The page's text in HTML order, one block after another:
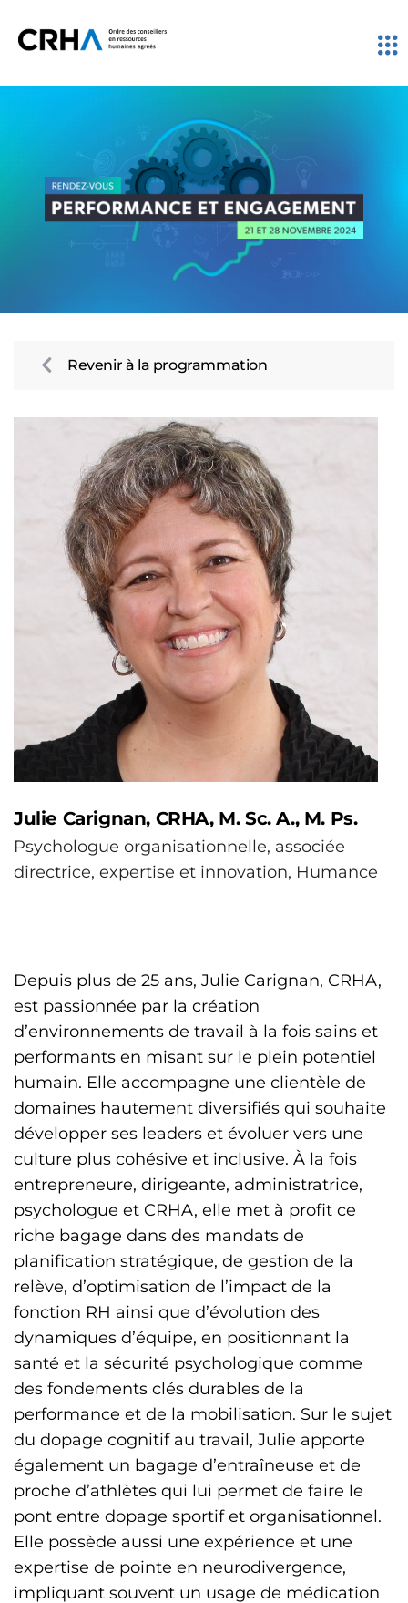
Revenir à la programmation
Julie Carignan, CRHA, M. Sc. A., M. Ps.
Psychologue organisationnelle, associée
directrice, expertise et innovation, Humance
Depuis plus de 25 ans, Julie Carignan, CRHA,
est passionnée par la création
d’environnements de travail à la fois sains et
performants en misant sur le plein potentiel
humain. Elle accompagne une clientèle de
domaines hautement diversifiés qui souhaite
développer ses leaders et évoluer vers une
culture plus cohésive et inclusive. À la fois
entrepreneure, dirigeante, administratrice,
psychologue et CRHA, elle met à profit ce
riche bagage dans des mandats de
planification stratégique, de gestion de la
relève, d’optimisation de l’impact de la
fonction RH ainsi que d’évolution des
dynamiques d’équipe, en positionnant la
santé et la sécurité psychologique comme
des fondements clés durables de la
performance et de la mobilisation. Sur le sujet
du dopage cognitif au travail, Julie apporte
également un bagage d’entraîneuse et de
proche d’athlètes qui lui permet de faire le
pont entre dopage sportif et organisationnel.
Elle possède aussi une expérience et une
expertise de pointe en neurodivergence,
impliquant souvent un usage de médication